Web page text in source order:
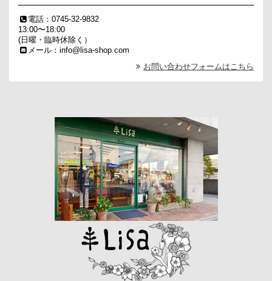
電話：0745-32-9832
13:00〜18:00
(日曜・臨時休除く）
メール：info@lisa-shop.com
お問い合わせフォームはこちら